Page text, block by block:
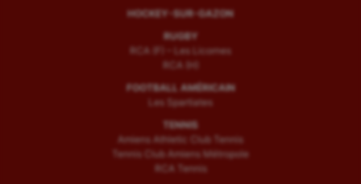
HOCKEY-SUR-GAZON
RUGBY
RCA (F) – Les Licornes
RCA (H)
FOOTBALL AMÉRICAIN
Les Spartiates
TENNIS
Amiens Athletic Club Tennis
Tennis Club Amiens Métropole
RCA Tennis